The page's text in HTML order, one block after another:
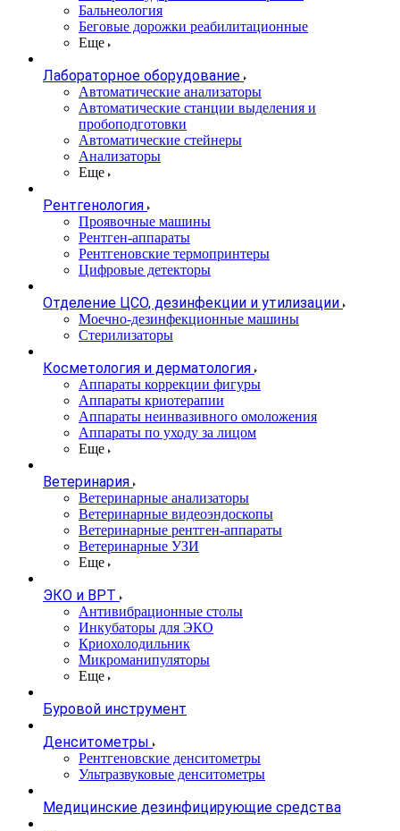
Бальнеология
Беговые дорожки реабилитационные
Еще
Лабораторное оборудование
Автоматические анализаторы
Автоматические станции выделения и
пробоподготовки
Автоматические стейнеры
Анализаторы
Еще
Рентгенология
Проявочные машины
Рентген-аппараты
Рентгеновские термопринтеры
Цифровые детекторы
Отделение ЦСО, дезинфекции и утилизации
Моечно-дезинфекционные машины
Стерилизаторы
Косметология и дерматология
Аппараты коррекции фигуры
Аппараты криотерапии
Аппараты неинвазивного омоложения
Аппараты по уходу за лицом
Еще
Ветеринария
Ветеринарные анализаторы
Ветеринарные видеоэндоскопы
Ветеринарные рентген-аппараты
Ветеринарные УЗИ
Еще
ЭКО и ВРТ
Антивибрационные столы
Инкубаторы для ЭКО
Криохолодильник
Микроманипуляторы
Еще
Буровой инструмент
Денситометры
Рентгеновские денситометры
Ультразвуковые денситометры
Медицинские дезинфицирующие средства